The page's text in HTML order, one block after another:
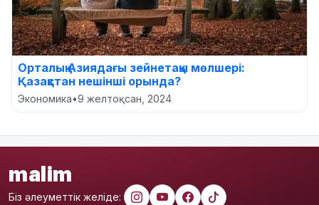
Орталық Азиядағы зейнетақы мөлшері:
Қазақстан нешінші орында?
Экономика•9 желтоқсан, 2024
malim
Біз әлеуметтік желіде: